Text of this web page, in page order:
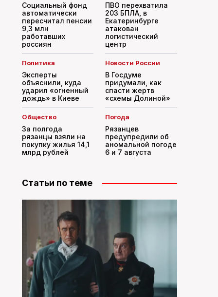
Социальный фонд
автоматически
пересчитал пенсии
9,3 млн
работавших
россиян
ПВО перехватила
203 БПЛА, в
Екатеринбурге
атакован
логистический
центр
Политика
Эксперты
объяснили, куда
ударил «огненный
дождь» в Киеве
Новости России
В Госдуме
придумали, как
спасти жертв
«схемы Долиной»
Общество
За полгода
рязанцы взяли на
покупку жилья 14,1
млрд рублей
Погода
Рязанцев
предупредили об
аномальной погоде
6 и 7 августа
Статьи по теме